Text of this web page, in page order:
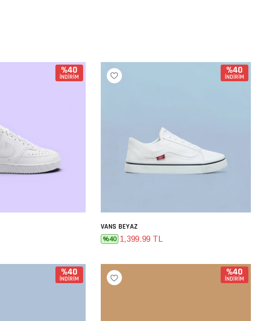
%40
İNDİRİM
%40
İNDİRİM
VANS BEYAZ
%40 1,399.99 TL
%40
İNDİRİM
%40
İNDİRİM